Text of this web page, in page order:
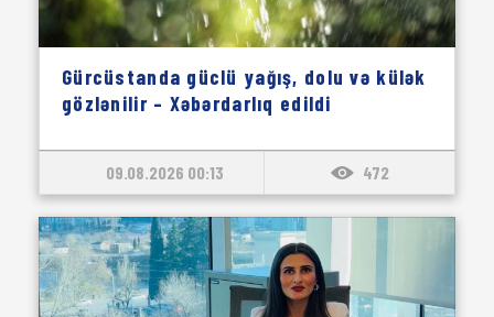
Gürcüstanda güclü yağış, dolu və külək
gözlənilir – Xəbərdarlıq edildi
09.08.2026 00:13 472